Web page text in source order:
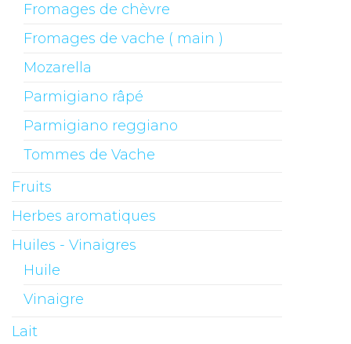
Fromages de chèvre
Fromages de vache ( main )
Mozarella
Parmigiano râpé
Parmigiano reggiano
Tommes de Vache
Fruits
Herbes aromatiques
Huiles - Vinaigres
Huile
Vinaigre
Lait